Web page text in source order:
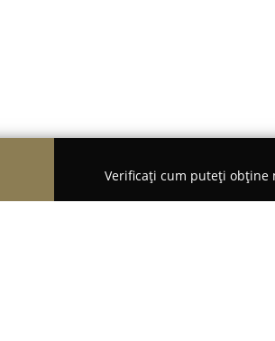
Verificați cum puteți obține